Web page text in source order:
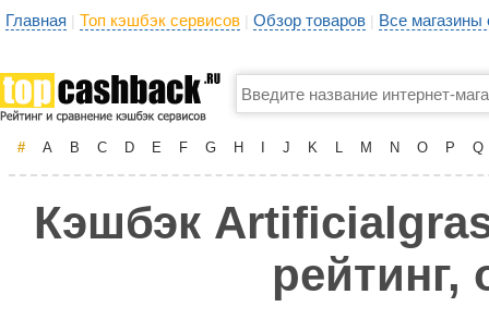
Главная | Топ кэшбэк сервисов | Обзор товаров | Все
# A B C D E F G H J K L M N O P Q
Кэшбэк